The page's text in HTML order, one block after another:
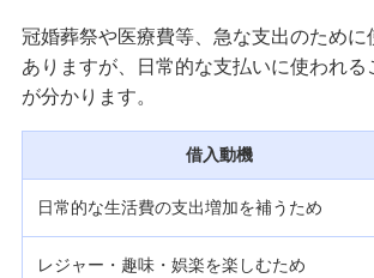
今すぐお金が必要！すぐに借りら
る以外の対処法、避けるべき方法
個人融資にはどんな種類がある？
危険な借入方法も解説
ノンバンクとはどんな金融機関？
いている人を分かりやすく解説
冠婚葬祭や医療費等、急な支出のために
ありますが、日常的な支払いに使われる
が分かります。
借入動機
日常的な生活費の支出増加を補うため
レジャー・趣味・娯楽を楽しむため